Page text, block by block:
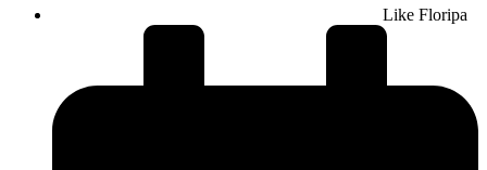
Like Floripa